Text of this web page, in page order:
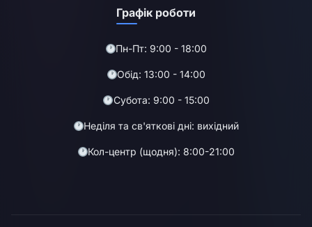
Графік роботи
Пн-Пт: 9:00 - 18:00
Обід: 13:00 - 14:00
Субота: 9:00 - 15:00
Неділя та св'яткові дні: вихідний
Кол-центр (щодня): 8:00-21:00